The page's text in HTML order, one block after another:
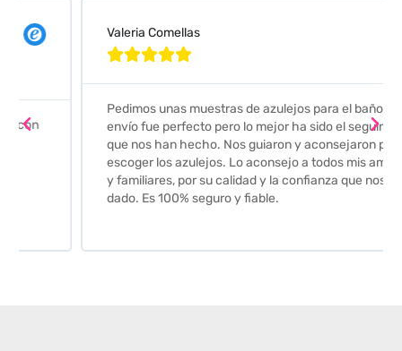
Valeria Comellas

Pedimos unas muestras de azulejos para el baño. El
envío fue perfecto pero lo mejor ha sido el seguimiento
que nos han hecho. Nos guiaron y aconsejaron para
escoger los azulejos. Lo aconsejo a todos mis amigos
y familiares, por su calidad y la confianza que nos han
dado. Es 100% seguro y fiable.